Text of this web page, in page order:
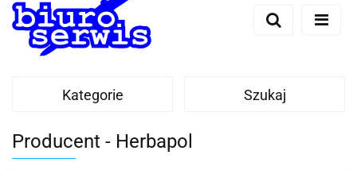
Zarejestruj się
Kategorie Szukaj
Producent - Herbapol